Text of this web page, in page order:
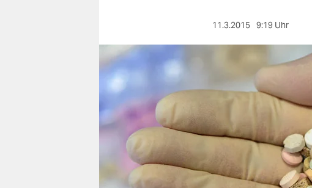
berlin
nord
wahrheit
verlag
verlag
veranstaltungen
11.3.2015 9:19 Uhr